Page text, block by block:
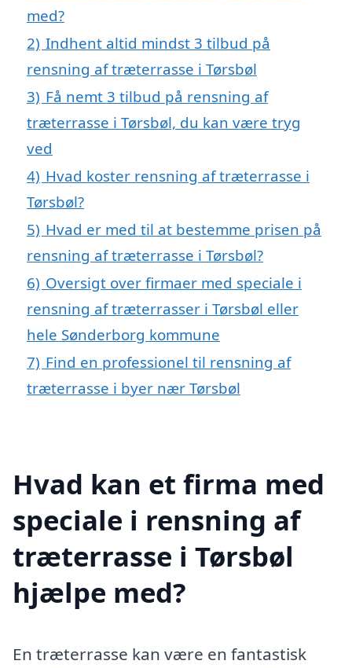
med?
2) Indhent altid mindst 3 tilbud på
rensning af træterrasse i Tørsbøl
3) Få nemt 3 tilbud på rensning af
træterrasse i Tørsbøl, du kan være tryg
ved
4) Hvad koster rensning af træterrasse i
Tørsbøl?
5) Hvad er med til at bestemme prisen på
rensning af træterrasse i Tørsbøl?
6) Oversigt over firmaer med speciale i
rensning af træterrasser i Tørsbøl eller
hele Sønderborg kommune
7) Find en professionel til rensning af
træterrasse i byer nær Tørsbøl
Hvad kan et firma med
speciale i rensning af
træterrasse i Tørsbøl
hjælpe med?
En træterrasse kan være en fantastisk